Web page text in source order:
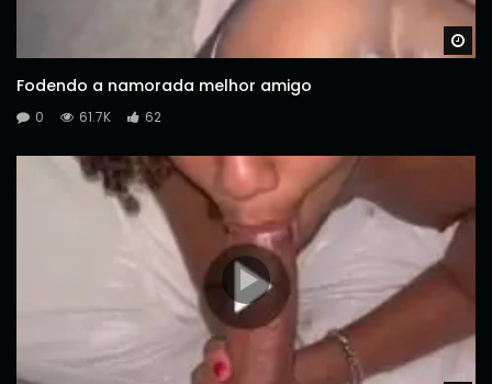
Fodendo a namorada melhor amigo
0 61.7K 62